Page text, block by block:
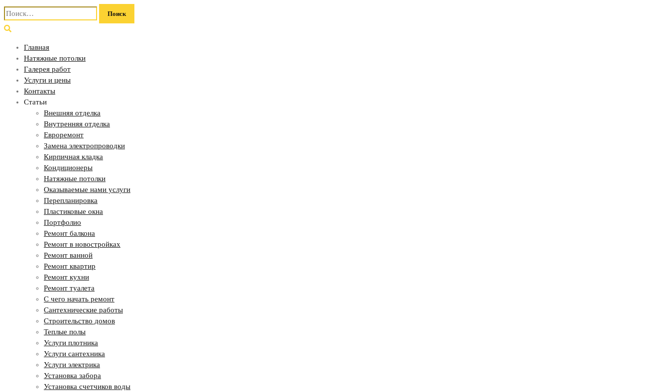
Найти:
Главная
Натяжные потолки
Галерея работ
Услуги и цены
Контакты
Статьи
Внешняя отделка
Внутренняя отделка
Евроремонт
Замена электропроводки
Кирпичная кладка
Кондиционеры
Натяжные потолки
Оказываемые нами услуги
Перепланировка
Пластиковые окна
Портфолио
Ремонт балкона
Ремонт в новостройках
Ремонт ванной
Ремонт квартир
Ремонт кухни
Ремонт туалета
С чего начать ремонт
Сантехнические работы
Строительство домов
Теплые полы
Услуги плотника
Услуги сантехника
Услуги электрика
Установка забора
Установка счетчиков воды